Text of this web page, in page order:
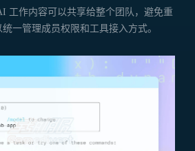
工作内容可以共享给整个团队，避免重
一管理成员权限和工具接入方式。